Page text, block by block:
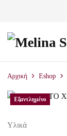
Αρχική Eshop
Υλικά
Εξαντλημένο